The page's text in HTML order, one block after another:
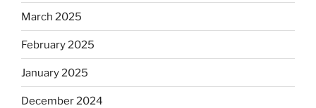
March 2025
February 2025
January 2025
December 2024